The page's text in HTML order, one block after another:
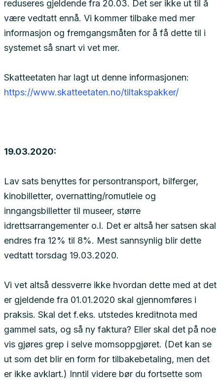
reduseres gjeldende fra 20.03. Det ser ikke ut til å
være vedtatt ennå. Vi kommer tilbake med mer
informasjon og fremgangsmåten for å få dette til i
systemet så snart vi vet mer.
Skatteetaten har lagt ut denne informasjonen:
https://www.skatteetaten.no/tiltakspakker/
19.03.2020:
Lav sats benyttes for persontransport, bilferger,
kinobilletter, overnatting/romutleie og
inngangsbilletter til museer, større
idrettsarrangementer o.l. Det er altså her satsen skal
endres fra 12% til 8%. Mest sannsynlig blir dette
vedtatt torsdag 19.03.2020.
Vi vet altså dessverre ikke hvordan dette med at det
er gjeldende fra 01.01.2020 skal gjennomføres i
praksis. Skal det f.eks. utstedes kreditnota med
gammel sats, og så ny faktura? Eller skal det på noe
vis gjøres grep i selve momsoppgjøret. (Det kan se
ut som det blir en form for tilbakebetaling, men det
er ikke avklart.) Inntil videre bør du fortsette som